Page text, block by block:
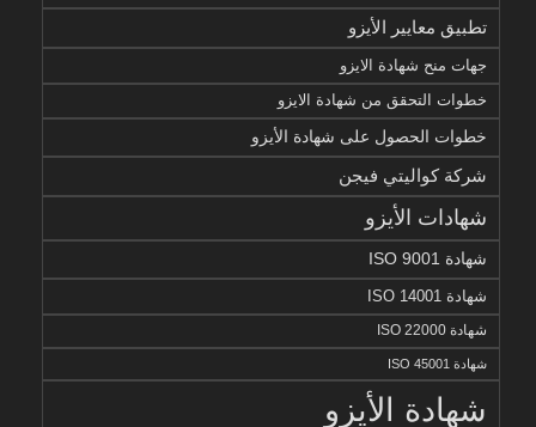
تطبيق معايير الأيزو
جهات منح شهادة الايزو
خطوات التحقق من شهادة الايزو
خطوات الحصول على شهادة الأيزو
شركة كواليتي فيجن
شهادات الأيزو
شهادة ISO 9001
شهادة ISO 14001
شهادة ISO 22000
شهادة ISO 45001
شهادة الأيزو